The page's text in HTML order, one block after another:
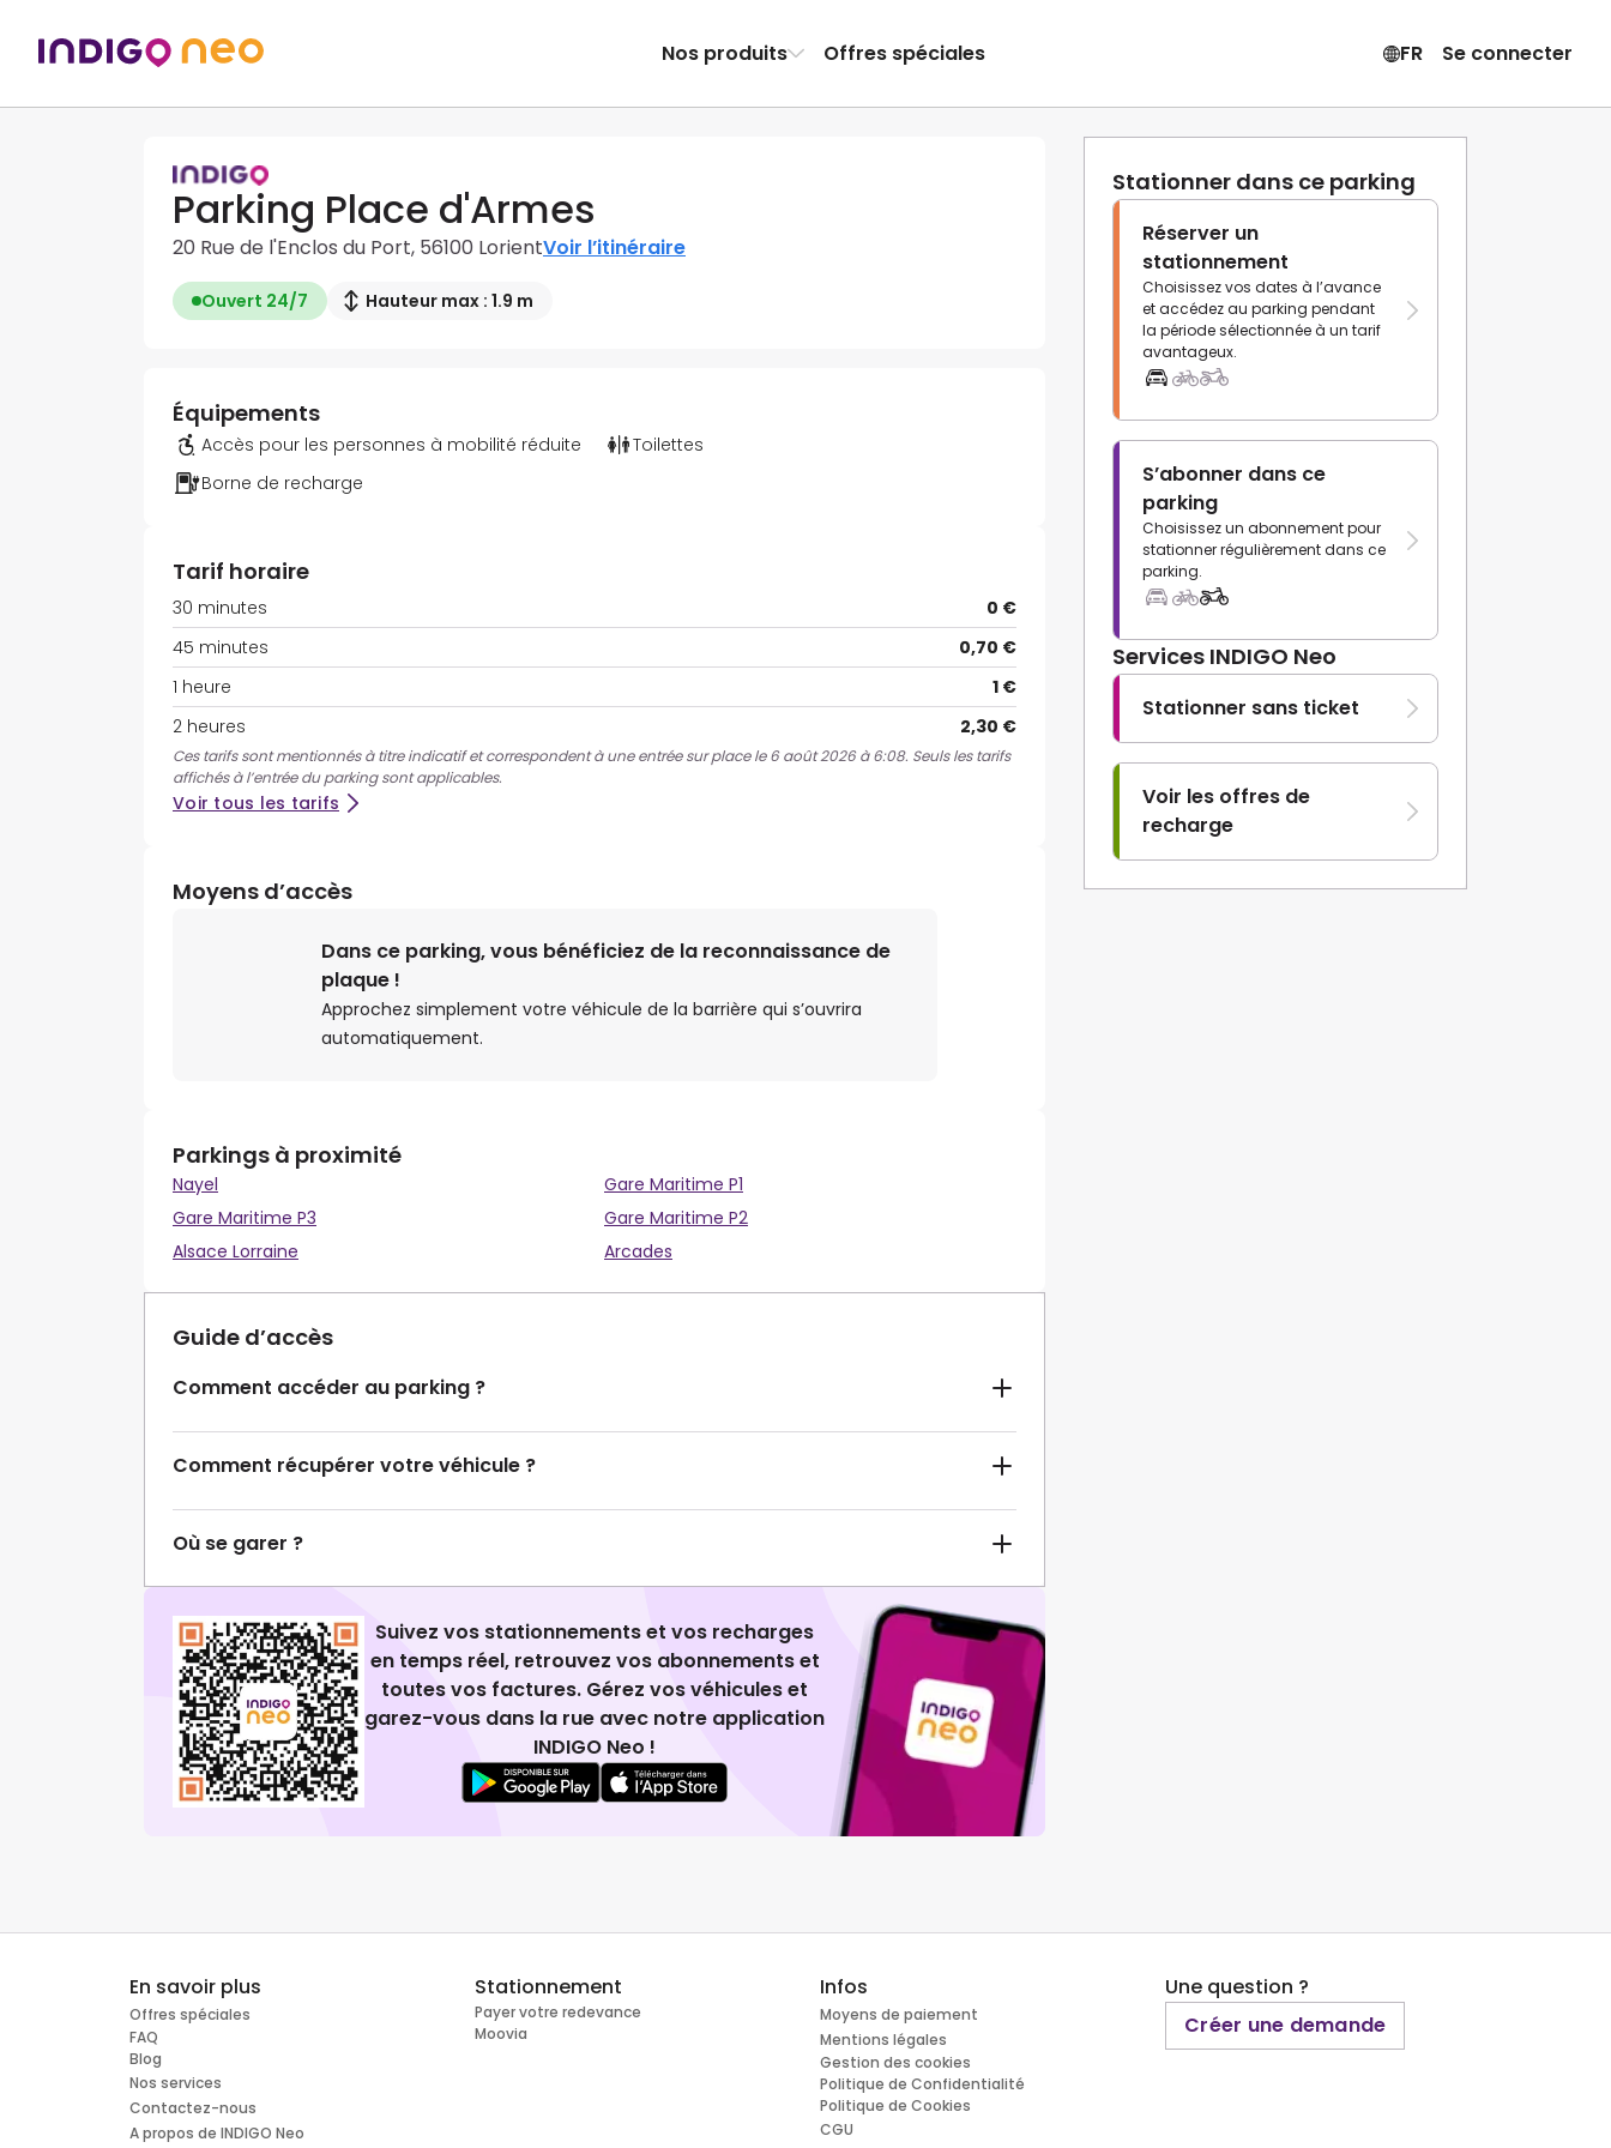
Nos produits Offres spéciales FR Se connecter
Parking Place d'Armes
20 Rue de l'Enclos du Port, 56100 LorientVoir l’itinéraire
Ouvert 24/7 Hauteur max : 1.9 m
Stationner dans ce parking
Réserver un
stationnement
Choisissez vos dates à l’avance
et accédez au parking pendant
la période sélectionnée à un tarif
avantageux.
S’abonner dans ce
parking
Choisissez un abonnement pour
stationner régulièrement dans ce
parking.
Services INDIGO Neo
Stationner sans ticket
Voir les offres de
recharge
Équipements
Accès pour les personnes à mobilité réduite
Toilettes
Borne de recharge
Tarif horaire
30 minutes
0 €
45 minutes
0,70 €
1 heure
1 €
2 heures
2,30 €
Ces tarifs sont mentionnés à titre indicatif et correspondent à une entrée sur place le 6 août 2026 à 6:08. Seuls les tarifs
affichés à l’entrée du parking sont applicables.
Voir tous les tarifs
Moyens d’accès
Dans ce parking, vous bénéficiez de la reconnaissance de
plaque !
Approchez simplement votre véhicule de la barrière qui s’ouvrira
automatiquement.
Parkings à proximité
Nayel
Gare Maritime P1
Gare Maritime P3
Gare Maritime P2
Alsace Lorraine
Arcades
Guide d’accès
Comment accéder au parking ?
Comment récupérer votre véhicule ?
Où se garer ?
Suivez vos stationnements et vos recharges
en temps réel, retrouvez vos abonnements et
toutes vos factures. Gérez vos véhicules et
garez-vous dans la rue avec notre application
INDIGO Neo !
En savoir plus
Offres spéciales
FAQ
Blog
Nos services
Contactez-nous
A propos de INDIGO Neo
Stationnement
Payer votre redevance
Moovia
Infos
Moyens de paiement
Mentions légales
Gestion des cookies
Politique de Confidentialité
Politique de Cookies
CGU
Une question ?
Créer une demande